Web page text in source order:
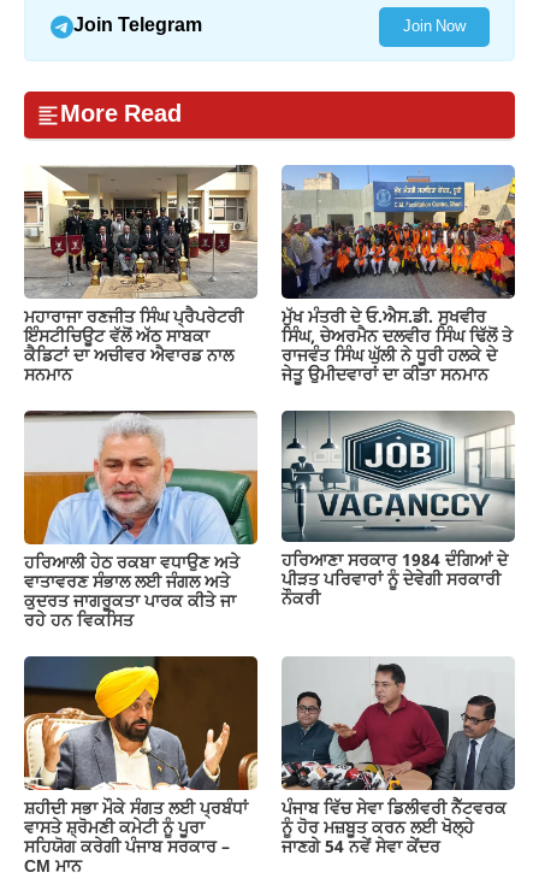
Join Telegram Join Now
More Read
ਮਹਾਰਾਜਾ ਰਣਜੀਤ ਸਿੰਘ ਪ੍ਰੈਪਰੇਟਰੀ
ਇੰਸਟੀਚਿਊਟ ਵੱਲੋਂ ਅੱਠ ਸਾਬਕਾ
ਕੈਡਿਟਾਂ ਦਾ ਅਚੀਵਰ ਐਵਾਰਡ ਨਾਲ
ਸਨਮਾਨ
ਮੁੱਖ ਮੰਤਰੀ ਦੇ ਓ.ਐਸ.ਡੀ. ਸੁਖਵੀਰ
ਸਿੰਘ, ਚੇਅਰਮੈਨ ਦਲਵੀਰ ਸਿੰਘ ਢਿੱਲੋਂ ਤੇ
ਰਾਜਵੰਤ ਸਿੰਘ ਘੁੱਲੀ ਨੇ ਧੂਰੀ ਹਲਕੇ ਦੇ
ਜੇਤੂ ਉਮੀਦਵਾਰਾਂ ਦਾ ਕੀਤਾ ਸਨਮਾਨ
ਹਰਿਆਲੀ ਹੇਠ ਰਕਬਾ ਵਧਾਉਣ ਅਤੇ
ਵਾਤਾਵਰਣ ਸੰਭਾਲ ਲਈ ਜੰਗਲ ਅਤੇ
ਕੁਦਰਤ ਜਾਗਰੂਕਤਾ ਪਾਰਕ ਕੀਤੇ ਜਾ
ਰਹੇ ਹਨ ਵਿਕਸਿਤ
ਹਰਿਆਣਾ ਸਰਕਾਰ 1984 ਦੰਗਿਆਂ ਦੇ
ਪੀੜਤ ਪਰਿਵਾਰਾਂ ਨੂੰ ਦੇਵੇਗੀ ਸਰਕਾਰੀ
ਨੌਕਰੀ
ਸ਼ਹੀਦੀ ਸਭਾ ਮੌਕੇ ਸੰਗਤ ਲਈ ਪ੍ਰਬੰਧਾਂ
ਵਾਸਤੇ ਸ਼੍ਰੋਮਣੀ ਕਮੇਟੀ ਨੂੰ ਪੂਰਾ
ਸਹਿਯੋਗ ਕਰੇਗੀ ਪੰਜਾਬ ਸਰਕਾਰ –
CM ਮਾਨ
ਪੰਜਾਬ ਵਿੱਚ ਸੇਵਾ ਡਿਲੀਵਰੀ ਨੈੱਟਵਰਕ
ਨੂੰ ਹੋਰ ਮਜ਼ਬੂਤ ਕਰਨ ਲਈ ਖੋਲ੍ਹੇ
ਜਾਣਗੇ 54 ਨਵੇਂ ਸੇਵਾ ਕੇਂਦਰ